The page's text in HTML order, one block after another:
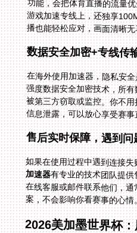
播也能轻松应对，画面清晰
数据安全加密+专线传
在海外使用加速器，隐私安
信息泄露，可以放心享受赛事
售后实时保障，遇到问
如果在使用过程中遇到连接
加速器有专业的技术团队提
在线客服或邮件联系他们
案，不会影响你看赛事的心情
2026美加墨世界杯